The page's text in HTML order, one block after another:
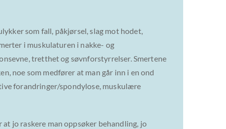
som fall, påkjørsel, slag mot hodet,
i muskulaturen i nakke- og
tretthet og søvnforstyrrelser. Smertene
noe som medfører at man går inn i en ond
forandringer/spondylose, muskulære
jo raskere man oppsøker behandling, jo